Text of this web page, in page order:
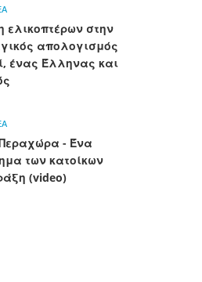
ελικοπτέρων στην
απολογισμός
ένας Έλληνας και
- Ένα
των κατοίκων
(video)